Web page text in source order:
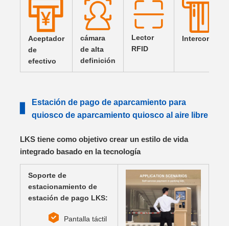
Aceptador
de
efectivo
cámara
de alta
definición
Lector
RFID
Estación de pago de aparcamiento para
quiosco de aparcamiento quiosco al aire libre
LKS tiene como objetivo crear un estilo de vida
integrado basado en la tecnología
Soporte de
estacionamiento de
estación de pago LKS:
Pantalla táctil